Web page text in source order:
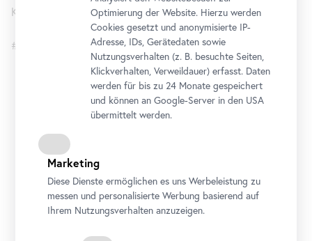
Kuratiert von Björn Blauensteiner.
#Dürerzeit
Oberes Belvedere
Öffnungszeiten
Montag bis Sonntag
Adresse
Prinz-Eugen-Straße 27, 1030 Wien
Anreise
Optimierung der Website. Hierzu werden
Cookies gesetzt und anonymisierte IP-
Adresse, IDs, Gerätedaten sowie
Nutzungsverhalten (z. B. besuchte Seiten,
Klickverhalten, Verweildauer) erfasst. Daten
werden für bis zu 24 Monate gespeichert
und können an Google-Server in den USA
übermittelt werden.
Marketing
Diese Dienste ermöglichen es uns Werbeleistung zu
messen und personalisierte Werbung basierend auf
Ihrem Nutzungsverhalten anzuzeigen.